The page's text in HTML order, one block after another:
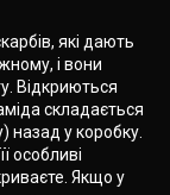
які дають
і вони
Відкриються
складається
назад у коробку.
особливі
Якщо у